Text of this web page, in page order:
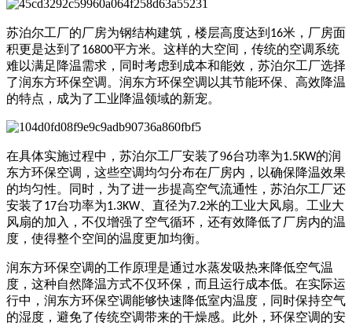
苏泊尔工厂的厂房为钢结构建筑，楼层高度达到 16米，厂房面
积更是达到了16800平方米。这样的大空间，传统的空调系统
难以满足降温需求，同时考虑到成本和能效，苏泊尔工厂选择
了润东方环保空调。润东方环保空调以其节能环保、高效降温
的特点，成为了工业降温领域的新宠。
在具体实施过程中，苏泊尔工厂安装了96台功率为1.5KW的润
东方环保空调，这些空调均匀分布在厂房内，以确保降温效果
的均匀性。同时，为了进一步提高空气流通性，苏泊尔工厂还
安装了17台功率为1.3KW 、直径为7.2米的工业大风扇。工业大
风扇的加入，不仅增强了空气循环，还有效降低了厂房内的温
度，使得整个空间的温度更加均衡。
润东方环保空调的工作原理是通过水蒸发吸热来降低空气温
度，这种自然降温方式不仅环保，而且运行成本低。在实际运
行中，润东方环保空调能够快速降低室内温度，同时保持空气
的湿度，避免了传统空调带来的干燥感。此外，环保空调的安